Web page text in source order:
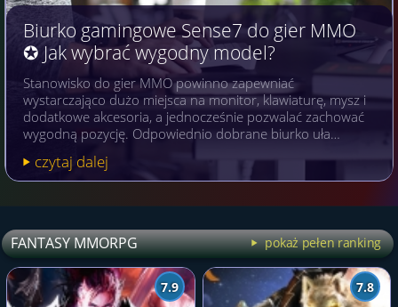
Biurko gamingowe Sense7 do gier MMO
✪ Jak wybrać wygodny model?
Stanowisko do gier MMO powinno zapewniać
wystarczająco dużo miejsca na monitor, klawiaturę, mysz i
dodatkowe akcesoria, a jednocześnie pozwalać zachować
wygodną pozycję. Odpowiednio dobrane biurko uła…
czytaj dalej
FANTASY MMORPG pokaż pełen ranking
7.9 7.8